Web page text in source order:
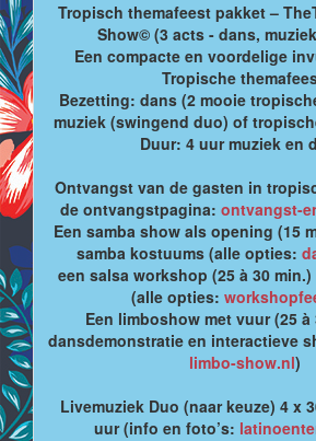
Tropisch themafeest pakket –
Show© (3 acts - dans,
Een compacte en voordelige
Tropische
Bezetting: dans (2 mooie
muziek (swingend duo) of
Duur: 4 uur muziek en
Ontvangst van de gasten in
de ontvangstpagina: ontvangst-
Een samba show als opening (15
samba kostuums (alle opties:
een salsa workshop (25 à 30
(alle opties:
Een limboshow met vuur (25 à
dansdemonstratie en interactieve
limbo-show.nl)
Livemuziek Duo (naar keuze) 4 x
uur (info en foto’s: